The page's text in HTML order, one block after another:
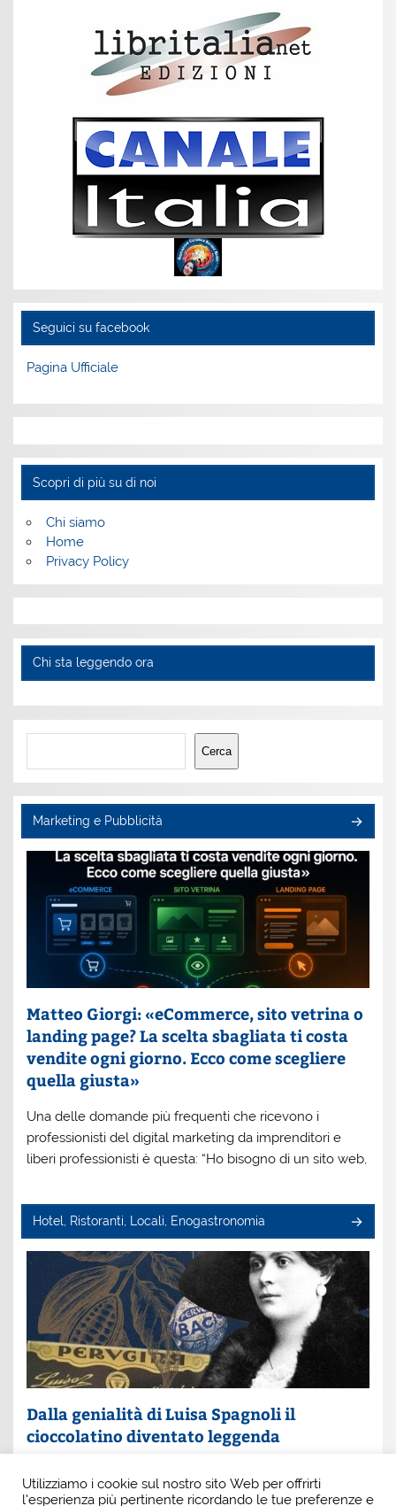
Seguici su facebook
Pagina Ufficiale
Scopri di più su di noi
Chi siamo
Home
Privacy Policy
Chi sta leggendo ora
Cerca
Cerca
Marketing e Pubblicità
Matteo Giorgi: «eCommerce, sito vetrina o
landing page? La scelta sbagliata ti costa
vendite ogni giorno. Ecco come scegliere
quella giusta»
Una delle domande più frequenti che ricevono i
professionisti del digital marketing da imprenditori e
liberi professionisti è questa: “Ho bisogno di un sito web,
Hotel, Ristoranti, Locali, Enogastronomia
Dalla genialità di Luisa Spagnoli il
cioccolatino diventato leggenda
Spagnoli. È lei la donna che, con intuito e coraggio, ha
Utilizziamo i cookie sul nostro sito Web per offrirti
l'esperienza più pertinente ricordando le tue preferenze e